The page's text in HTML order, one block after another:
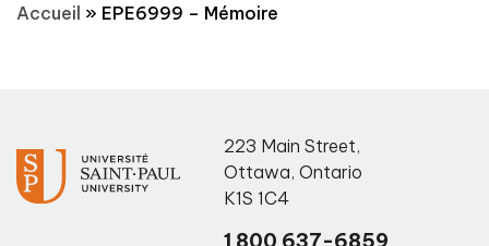
Accueil » EPE6999 – Mémoire
223 Main Street,
Ottawa, Ontario
K1S 1C4